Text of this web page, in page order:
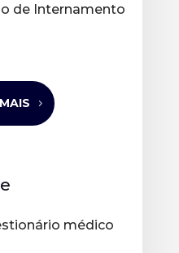
de Internamento
médico